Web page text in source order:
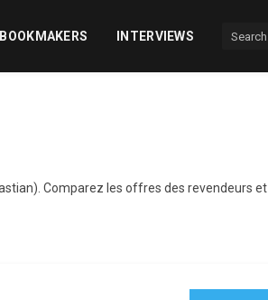
BOOKMAKERS INTERVIEWS
Comparez les offres des revendeurs et